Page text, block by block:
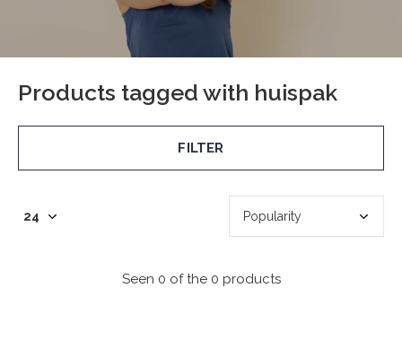
Products tagged with huispak
FILTER
Seen 0 of the 0 products